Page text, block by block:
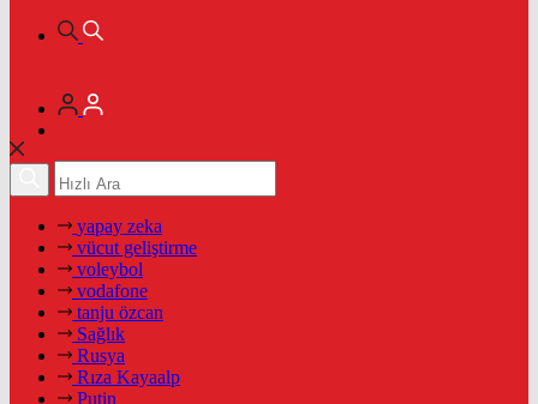
yapay zeka
vücut geliştirme
voleybol
vodafone
tanju özcan
Sağlık
Rusya
Rıza Kayaalp
Putin